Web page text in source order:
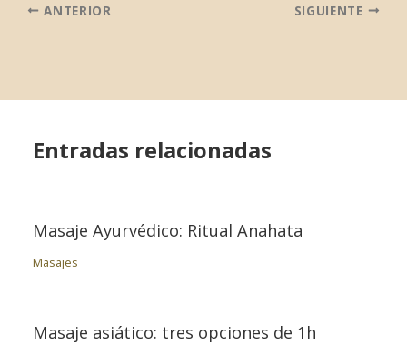
ANTERIOR SIGUIENTE
Entradas relacionadas
Masaje Ayurvédico: Ritual Anahata
Masajes
Masaje asiático: tres opciones de 1h